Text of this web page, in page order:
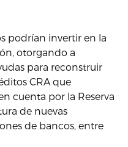
podrían invertir en la
otorgando a
para reconstruir
CRA que
cuenta por la Reserva
de nuevas
de bancos, entre